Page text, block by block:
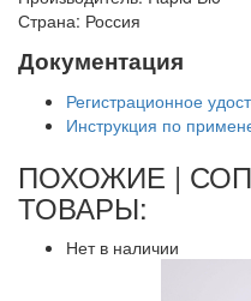
Страна: Россия
Документация
Регистрационное
Инструкция по
ПОХОЖИЕ |
ТОВАРЫ:
Нет в наличии